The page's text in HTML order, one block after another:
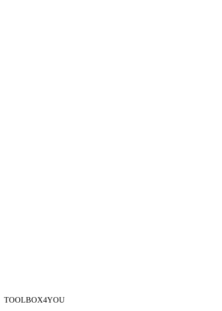
TOOLBOX4YOU